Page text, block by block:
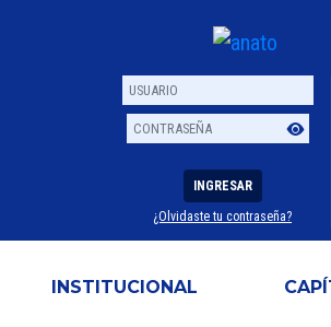
Usuario
Contraseña
INGRESAR
¿Olvidaste tu contraseña?
INSTITUCIONAL